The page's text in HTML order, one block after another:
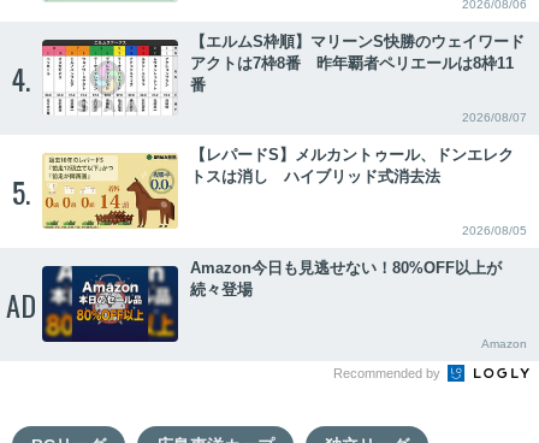
2026/08/06
4.
【エルムS枠順】マリーンS快勝のウェイワード
アクトは7枠8番 昨年覇者ペリエールは8枠11
番
2026/08/07
5.
【レパードS】メルカントゥール、ドンエレク
トスは消し ハイブリッド式消去法
2026/08/05
AD
Amazon今日も見逃せない！80%OFF以上が
続々登場
Amazon
Recommended by